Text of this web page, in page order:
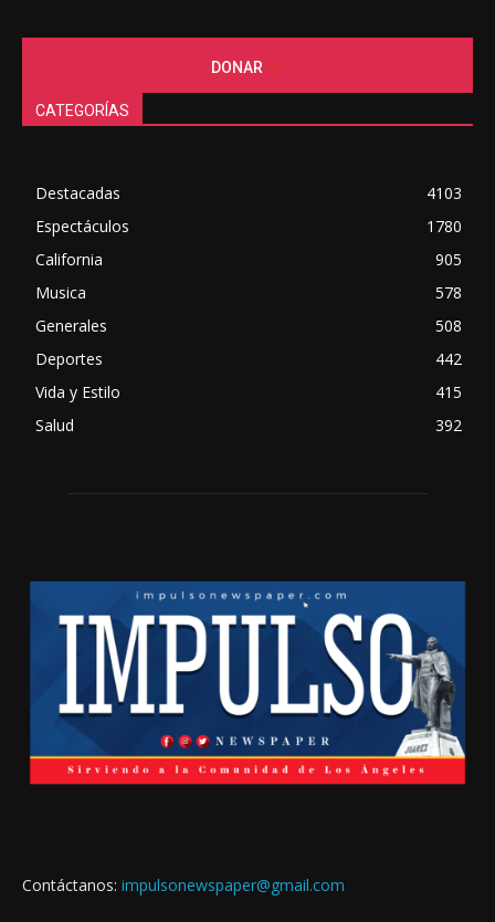
DONAR
CATEGORÍAS
Destacadas
4103
Espectáculos
1780
California
905
Musica
578
Generales
508
Deportes
442
Vida y Estilo
415
Salud
392
Contáctanos: impulsonewspaper@gmail.com